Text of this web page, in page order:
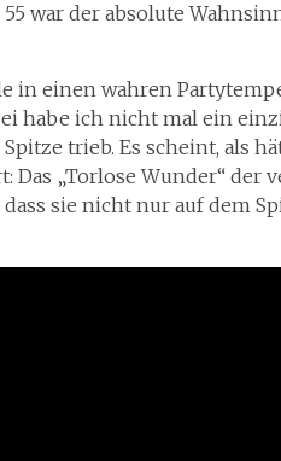
war der absolute
in einen wahren
habe ich nicht mal ein
trieb. Es scheint, als
Das „Torlose Wunder“ der
sie nicht nur auf dem